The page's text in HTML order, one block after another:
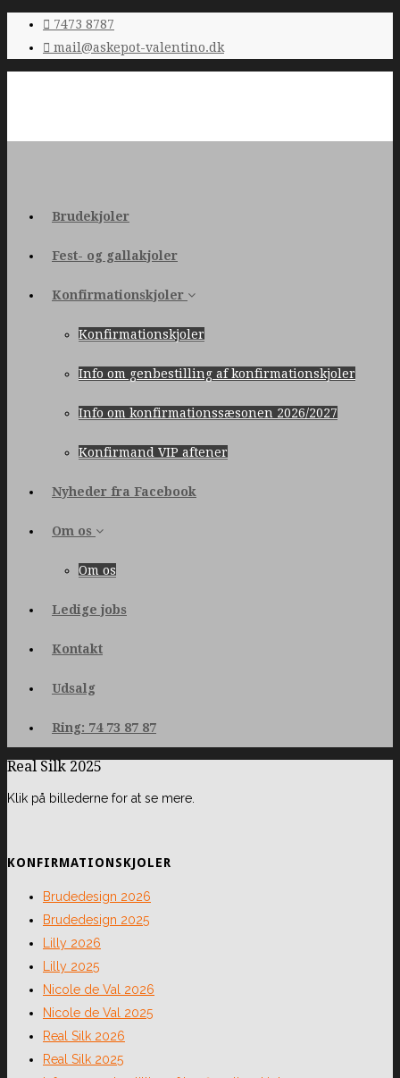
7473 8787
mail@askepot-valentino.dk
Brudekjoler
Fest- og gallakjoler
Konfirmationskjoler
Konfirmationskjoler
Info om genbestilling af konfirmationskjoler
Info om konfirmationssæsonen 2026/2027
Konfirmand VIP aftener
Nyheder fra Facebook
Om os
Om os
Ledige jobs
Kontakt
Udsalg
Ring: 74 73 87 87
Real Silk 2025
Klik på billederne for at se mere.
KONFIRMATIONSKJOLER
Brudedesign 2026
Brudedesign 2025
Lilly 2026
Lilly 2025
Nicole de Val 2026
Nicole de Val 2025
Real Silk 2026
Real Silk 2025